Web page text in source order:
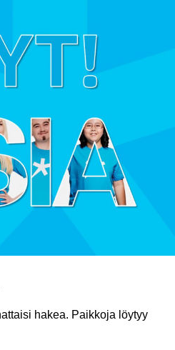
hakea. Paikkoja löytyy